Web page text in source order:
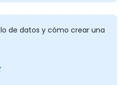
de datos y cómo crear una